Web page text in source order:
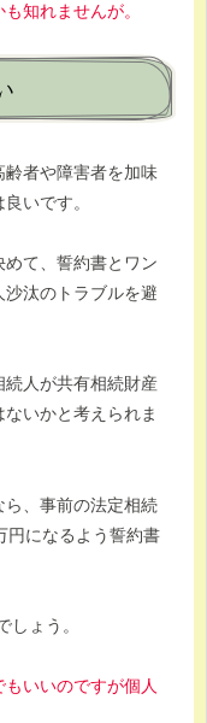
知れませんが。
者や障害者を加味
いです。
めて、誓約書とワン
汰のトラブルを避
人が共有相続財産
いかと考えられま
ら、事前の法定相続
円になるよう誓約書
ょう。
いいのですが個人